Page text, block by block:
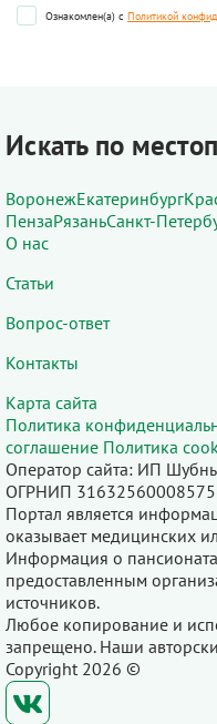
Ознакомлен(а) с Политикой
Искать по
ВоронежЕкатеринбург
ПензаРязаньСанкт-
О нас
Статьи
Вопрос-ответ
Контакты
Карта сайта
Политика
соглашение Политика
Оператор сайта: ИП
ОГРНИП
Портал является
оказывает медицинских
Информация о
предоставленным
источников.
Любое копирование и
запрещено. Наши
Copyright 2026 ©